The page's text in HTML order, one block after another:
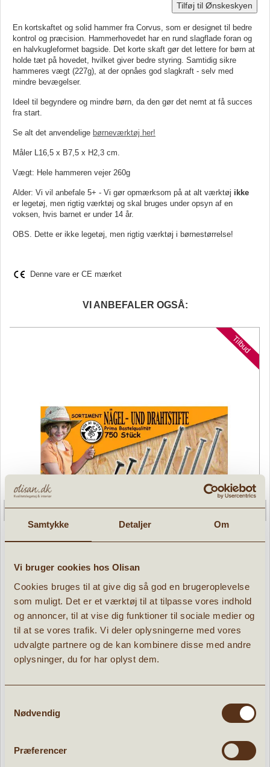
Samtykke Detaljer Om
Vi bruger cookies hos Olisan
Cookies bruges til at give dig så god en brugeroplevelse
som muligt. Det er et værktøj til at tilpasse vores indhold
og annoncer, til at vise dig funktioner til sociale medier og
til at se vores trafik. Vi deler oplysningerne med vores
udvalgte partnere og de kan kombinere disse med andre
oplysninger, du for har oplyst dem.
Nødvendig
Præferencer
Tilføj til Ønskeskyen
En kortskaftet og solid hammer fra Corvus, som er designet til bedre
kontrol og præcision. Hammerhovedet har en rund slagflade foran og
en halvkugleformet bagside. Det korte skaft gør det lettere for børn at
holde tæt på hovedet, hvilket giver bedre styring. Samtidig sikre
hammeres vægt (227g), at der opnåes god slagkraft - selv med
mindre bevægelser.
Ideel til begyndere og mindre børn, da den gør det nemt at få succes
fra start.
Se alt det anvendelige børneværktøj her!
Måler L16,5 x B7,5 x H2,3 cm.
Vægt: Hele hammeren vejer 260g
Alder: Vi vil anbefale 5+ - Vi gør opmærksom på at alt værktøj ikke
er legetøj, men rigtig værktøj og skal bruges under opsyn af en
voksen, hvis barnet er under 14 år.
OBS. Dette er ikke legetøj, men rigtig værktøj i børnestørrelse!
Denne vare er CE mærket
VI ANBEFALER OGSÅ:
Corvus boks med søm
» læs mere
39,96 kr.
49,95kr.
Tilbud
Tilbud